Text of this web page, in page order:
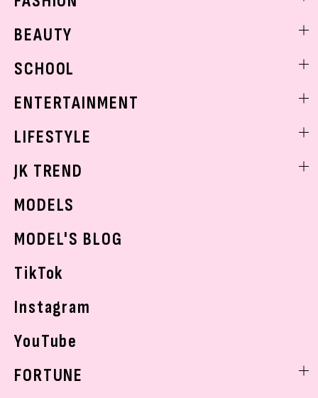
着回し
BEAUTY
ベストコスメ
ボディケア
SCHOOL
学校ヘアメイク
ENTERTAINMENT
K-POP
LIFESTYLE
モデルの購入品
おでかけ
JK TREND
MODELS
MODEL'S BLOG
TikTok
Instagram
YouTube
FORTUNE